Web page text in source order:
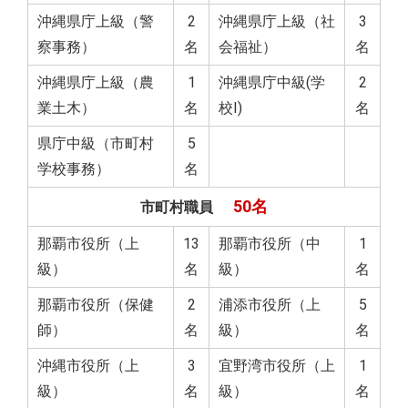
沖縄県庁上級（警
察事務）
2
名
沖縄県庁上級（社
会福祉）
3
名
沖縄県庁上級（農
業土木）
1
名
沖縄県庁中級(学
校Ⅰ)
2
名
県庁中級（市町村
学校事務）
5
名
市町村職員 50名
那覇市役所（上
級）
13
名
那覇市役所（中
級）
1
名
那覇市役所（保健
師）
2
名
浦添市役所（上
級）
5
名
沖縄市役所（上
級）
3
名
宜野湾市役所（上
級）
1
名